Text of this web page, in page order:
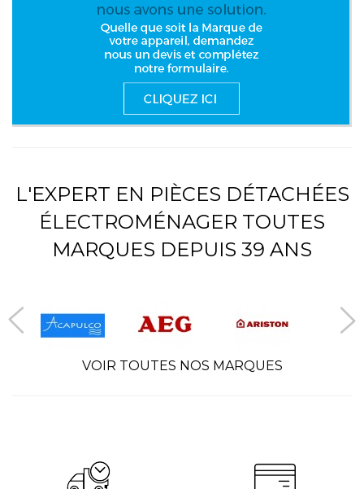
L'EXPERT EN PIÈCES DÉTACHÉES
ÉLECTROMÉNAGER TOUTES
MARQUES DEPUIS 39 ANS
VOIR TOUTES NOS MARQUES